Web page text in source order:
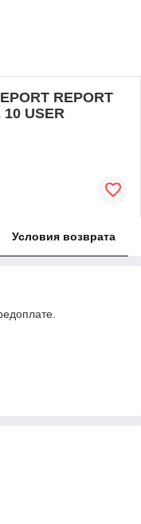
REPORT
10 USER
Условия возврата